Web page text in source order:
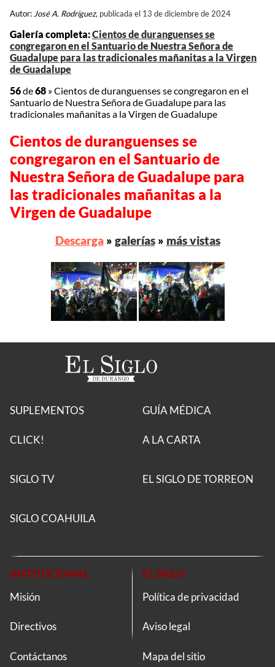
Autor:José A. Rodríguez, publicada el 13 de diciembre de 2024
Galería completa:Cientos de duranguenses se
congregaron en el Santuario de Nuestra Señora de
Guadalupe para las tradicionales mañanitas a la Virgen
de Guadalupe
56de68 »Cientos de duranguenses se congregaron en el
Santuario de Nuestra Señora de Guadalupe para las
tradicionales mañanitas a la Virgen de Guadalupe
Cientos de duranguenses se
congregaron en el Santuario de
Nuestra Señora de Guadalupe para
las tradicionales mañanitas a la
Virgen de Guadalupe
Descarga» galerías» más vistas
SUPLEMENTOS
CLICK!
GUÍA MÉDICA
A LA CARTA
SIGLO TV EL SIGLO DE TORREON
SIGLO COAHUILA
INSTITUCIONAL
Misión
Directivos
Contáctanos
EL SIGLO
Política de privacidad
Aviso legal
Mapa del sitio